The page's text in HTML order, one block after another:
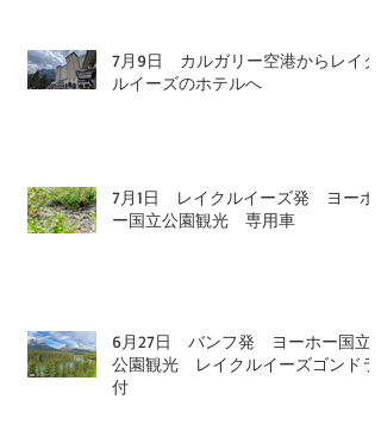
7月9日 カルガリー空港からレイク
ルイーズのホテルへ
7月1日 レイクルイーズ発 ヨーホ
ー国立公園観光 専用車
6月27日 バンフ発 ヨーホー国立
公園観光 レイクルイーズゴンドラ
付